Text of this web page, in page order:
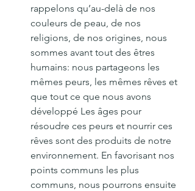
rappelons qu’au-delà de nos
couleurs de peau, de nos
religions, de nos origines, nous
sommes avant tout des êtres
humains: nous partageons les
mêmes peurs, les mêmes rêves et
que tout ce que nous avons
développé Les âges pour
résoudre ces peurs et nourrir ces
rêves sont des produits de notre
environnement. En favorisant nos
points communs les plus
communs, nous pourrons ensuite